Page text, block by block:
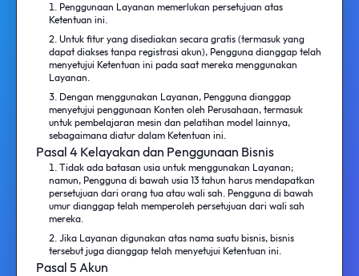
Penggunaan Layanan memerlukan persetujuan atas
Ketentuan ini.
Untuk fitur yang disediakan secara gratis (termasuk yang
dapat diakses tanpa registrasi akun), Pengguna dianggap telah
menyetujui Ketentuan ini pada saat mereka menggunakan
Layanan.
Dengan menggunakan Layanan, Pengguna dianggap
menyetujui penggunaan Konten oleh Perusahaan, termasuk
untuk pembelajaran mesin dan pelatihan model lainnya,
sebagaimana diatur dalam Ketentuan ini.
Pasal 4 Kelayakan dan Penggunaan Bisnis
Tidak ada batasan usia untuk menggunakan Layanan;
namun, Pengguna di bawah usia 13 tahun harus mendapatkan
persetujuan dari orang tua atau wali sah. Pengguna di bawah
umur dianggap telah memperoleh persetujuan dari wali sah
mereka.
Jika Layanan digunakan atas nama suatu bisnis, bisnis
tersebut juga dianggap telah menyetujui Ketentuan ini.
Pasal 5 Akun